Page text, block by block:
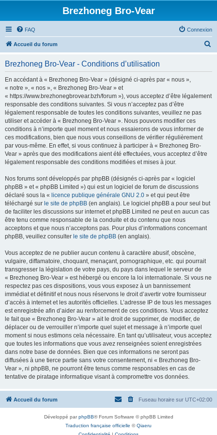
Brezhoneg Bro-Vear
FAQ Connexion
Accueil du forum
Brezhoneg Bro-Vear - Conditions d’utilisation
En accédant à « Brezhoneg Bro-Vear » (désigné ci-après par « nous »,
« notre », « nos », « Brezhoneg Bro-Vear » et
« https://www.brezhonegbrovear.bzh/forum »), vous acceptez d’être légalement
responsable des conditions suivantes. Si vous n’acceptez pas d’être
légalement responsable de toutes les conditions suivantes, veuillez ne pas
utiliser et accéder à « Brezhoneg Bro-Vear ». Nous pouvons modifier ces
conditions à n’importe quel moment et nous essaierons de vous informer de
ces modifications, bien que nous vous conseillons de vérifier régulièrement
par vous-même. En effet, si vous continuez à participer à « Brezhoneg Bro-
Vear » après que des modifications aient été effectuées, vous acceptez d’être
légalement responsable des conditions modifiées et mises à jour.
Nos forums sont développés par phpBB (désignés ci-après par « logiciel
phpBB » et « phpBB Limited ») qui est un logiciel de forum de discussions
déclaré sous la « licence publique générale GNU 2.0 » et qui peut être
téléchargé sur le site de phpBB (en anglais). Le logiciel phpBB a pour seul but
de faciliter les discussions sur internet et phpBB Limited ne peut en aucun cas
être tenu comme responsable de la conduite et du contenu que nous
acceptons et que nous n’acceptons pas. Pour plus d’informations concernant
phpBB, veuillez consulter le site de phpBB (en anglais).
Vous acceptez de ne publier aucun contenu à caractère abusif, obscène,
vulgaire, diffamatoire, choquant, menaçant, pornographique, etc. qui pourrait
transgresser la législation de votre pays, du pays dans lequel le serveur de
« Brezhoneg Bro-Vear » est hébergé ou encore la loi internationale. Si vous ne
respectez pas ces dispositions, vous vous exposez à un bannissement
immédiat et définitif et nous nous réservons le droit d’avertir votre fournisseur
d’accès à internet et les autorités officielles. L’adresse IP de tous les messages
est enregistrée afin d’aider au renforcement de ces conditions. Vous acceptez
le fait que « Brezhoneg Bro-Vear » ait le droit de supprimer, de modifier, de
déplacer ou de verrouiller n’importe quel sujet et message à n’importe quel
moment si nous estimons cela nécessaire. En tant qu’utilisateur, vous acceptez
que toutes les informations que vous avez renseignées soient enregistrées
dans notre base de données. Bien que ces informations ne seront pas
diffusées à une tierce partie sans votre consentement, ni « Brezhoneg Bro-
Vear », ni phpBB, ne pourront être tenus comme responsables en cas de
tentative de piratage informatique visant à compromettre vos données.
Accueil du forum Fuseau horaire sur UTC+02:00
Développé parphpBB® Forum Software © phpBB Limited
Traduction française officielle ©Qiaeru